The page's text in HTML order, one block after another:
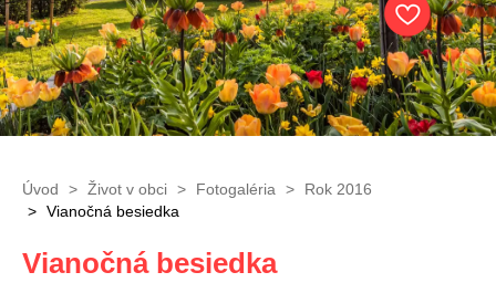
Úvod Život v obci Fotogaléria
Rok 2016
Vianočná besiedka
Vianočná besiedka